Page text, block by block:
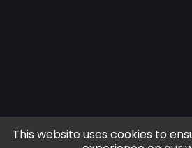
This website uses cookies to